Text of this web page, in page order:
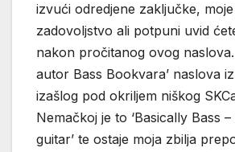
izvući odredjene zaključke, moje
zadovoljstvo ali potpuni uvid
nakon pročitanog ovog
autor Bass Bookvara’ naslova
izašlog pod okriljem niškog
Nemačkoj je to ‘Basically Bass
guitar’ te ostaje moja zbilja